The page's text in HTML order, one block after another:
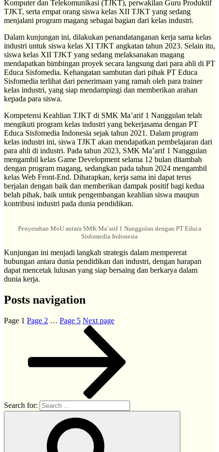
Komputer dan Telekomunikasi (TJKT), perwakilan Guru Produktif
TJKT, serta empat orang siswa kelas XII TJKT yang sedang
menjalani program magang sebagai bagian dari kelas industri.
Dalam kunjungan ini, dilakukan penandatanganan kerja sama kelas
industri untuk siswa kelas XI TJKT angkatan tahun 2023. Selain itu,
siswa kelas XII TJKT yang sedang melaksanakan magang
mendapatkan bimbingan proyek secara langsung dari para ahli di PT
Educa Sisfomedia. Kehangatan sambutan dari pihak PT Educa
Sisfomedia terlihat dari penerimaan yang ramah oleh para trainer
kelas industri, yang siap mendampingi dan memberikan arahan
kepada para siswa.
Kompetensi Keahlian TJKT di SMK Ma’arif 1 Nanggulan telah
mengikuti program kelas industri yang bekerjasama dengan PT
Educa Sisfomedia Indonesia sejak tahun 2021. Dalam program
kelas industri ini, siswa TJKT akan mendapatkan pembelajaran dari
para ahli di industri. Pada tahun 2023, SMK Ma’arif 1 Nanggulan
mengambil kelas Game Development selama 12 bulan ditambah
dengan program magang, sedangkan pada tahun 2024 mengambil
kelas Web Front-End. Diharapkan, kerja sama ini dapat terus
berjalan dengan baik dan memberikan dampak positif bagi kedua
belah pihak, baik untuk pengembangan keahlian siswa maupun
kontribusi industri pada dunia pendidikan.
Penyerahan MoU antara SMK Ma’arif 1 Nanggulan dengan PT Educa
Sisfomedia Indonesia
Kunjungan ini menjadi langkah strategis dalam mempererat
hubungan antara dunia pendidikan dan industri, dengan harapan
dapat mencetak lulusan yang siap bersaing dan berkarya dalam
dunia kerja.
Posts navigation
Page 1 Page 2 … Page 5 Next page
Search for: